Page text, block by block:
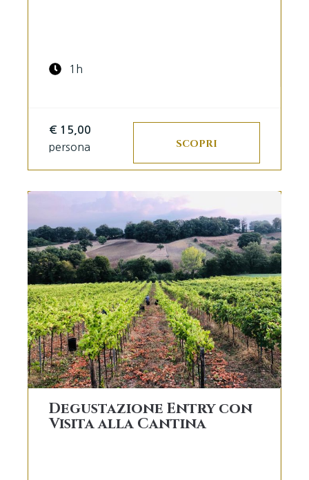
1h
€ 15,00
persona SCOPRI
Degustazione Entry con
Visita alla Cantina